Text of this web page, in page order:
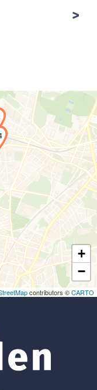
+
−
contributors ©CARTO